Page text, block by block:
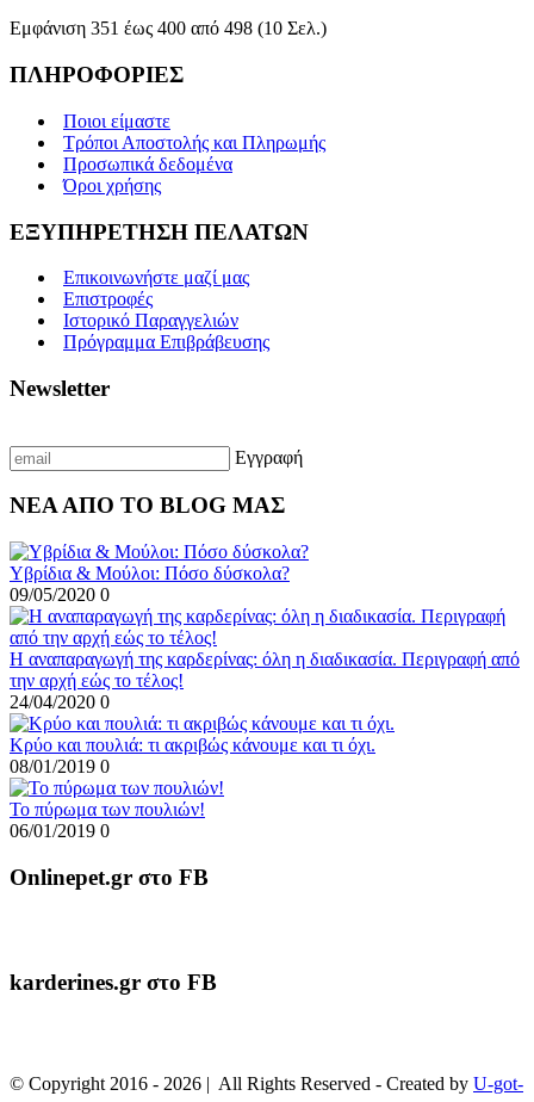
Εμφάνιση 351 έως 400 από 498 (10 Σελ.)
ΠΛΗΡΟΦΟΡΙΕΣ
Ποιοι είμαστε
Τρόποι Αποστολής και Πληρωμής
Προσωπικά δεδομένα
Όροι χρήσης
ΕΞΥΠΗΡΕΤΗΣΗ ΠΕΛΑΤΩΝ
Επικοινωνήστε μαζί μας
Επιστροφές
Ιστορικό Παραγγελιών
Πρόγραμμα Επιβράβευσης
Newsletter
Εγγραφή
ΝΕΑ ΑΠΟ ΤΟ BLOG ΜΑΣ
Υβρίδια & Μούλοι: Πόσο δύσκολα?
09/05/2020 0
Η αναπαραγωγή της καρδερίνας: όλη η διαδικασία. Περιγραφή από
την αρχή εώς το τέλος!
24/04/2020 0
Κρύο και πουλιά: τι ακριβώς κάνουμε και τι όχι.
08/01/2019 0
To πύρωμα των πουλιών!
06/01/2019 0
Onlinepet.gr στο FB
karderines.gr στο FB
© Copyright 2016 - 2026 | All Rights Reserved - Created by U-got-